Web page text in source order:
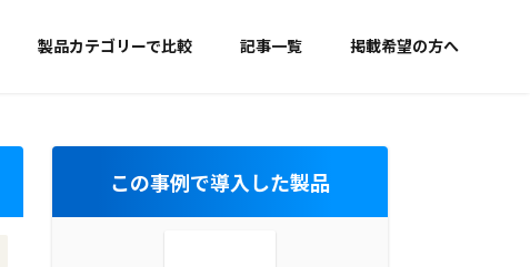
製品カテゴリーで比較 記事一覧 掲載希望の方へ
この事例で導入した製品